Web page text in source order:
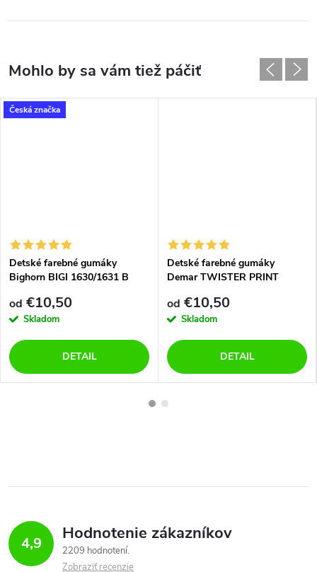
Česká značka
Detské farebné gumáky
Bighorn BIGI 1630/1631 B
od €10,50
Skladom
DETAIL
Detské farebné gumáky
Demar TWISTER PRINT
od €10,50
Skladom
DETAIL
4,9 Hodnotenie zákazníkov
2209 hodnotení
Zobraziť recenzie